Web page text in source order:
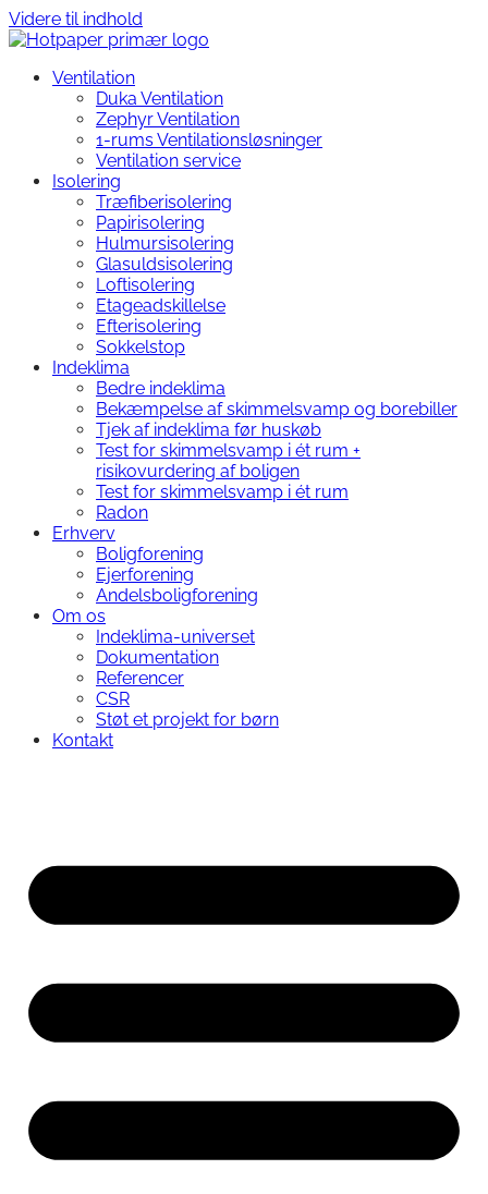
Videre til indhold
Ventilation
Duka Ventilation
Zephyr Ventilation
1-rums Ventilationsløsninger
Ventilation service
Isolering
Træfiberisolering
Papirisolering
Hulmursisolering
Glasuldsisolering
Loftisolering
Etageadskillelse
Efterisolering
Sokkelstop
Indeklima
Bedre indeklima
Bekæmpelse af skimmelsvamp og borebiller
Tjek af indeklima før huskøb
Test for skimmelsvamp i ét rum +
risikovurdering af boligen
Test for skimmelsvamp i ét rum
Radon
Erhverv
Boligforening
Ejerforening
Andelsboligforening
Om os
Indeklima-universet
Dokumentation
Referencer
CSR
Støt et projekt for børn
Kontakt